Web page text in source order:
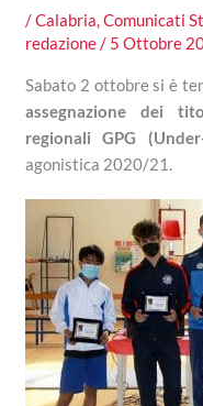
/Calabria,Comunicati
redazione/ 5 Ottobre
Sabato 2 ottobre si è
assegnazione dei
regionali GPG
agonistica 2020/21.